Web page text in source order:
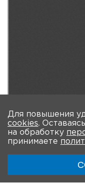
Для повышения
cookies.
на обработку
принимаете